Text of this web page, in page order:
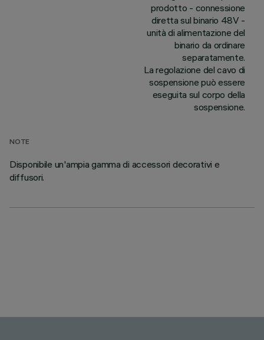
prodotto - connessione
diretta sul binario 48V -
unità di alimentazione del
binario da ordinare
separatamente.
La regolazione del cavo di
sospensione può essere
eseguita sul corpo della
sospensione.
NOTE
Disponibile un'ampia gamma di accessori decorativi e
diffusori.